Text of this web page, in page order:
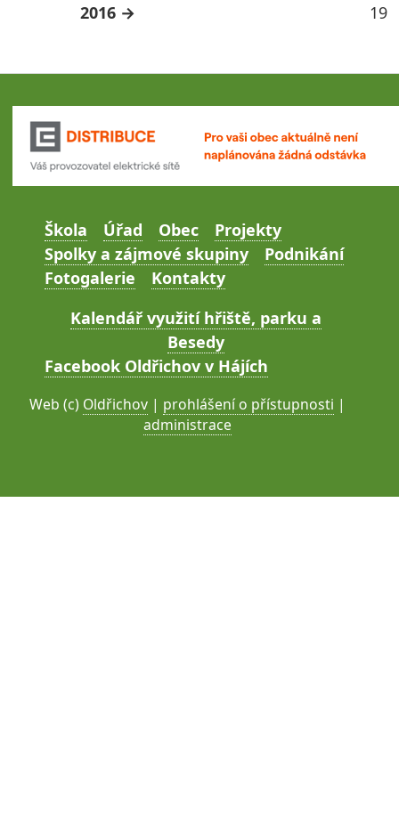
2016
19
Škola Úřad Obec
Projekty
Spolky a zájmové skupiny
Podnikání
Fotogalerie
Kontakty
Kalendář využití hřiště, parku a
Besedy
Facebook Oldřichov v Hájích
Web (c) Oldřichov | prohlášení o přístupnosti |
administrace